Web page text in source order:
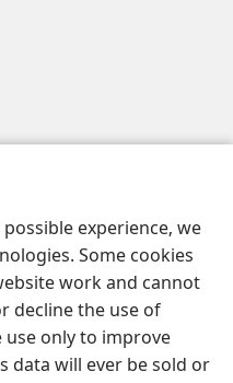
experience, we
Some cookies
work and cannot
decline the use of
only to improve
data will ever be sold or